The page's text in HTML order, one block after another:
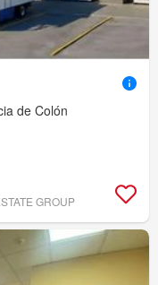
de Colón
GROUP